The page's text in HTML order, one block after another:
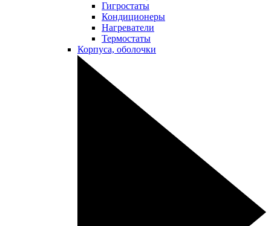
Гигростаты
Кондиционеры
Нагреватели
Термостаты
Корпуса, оболочки